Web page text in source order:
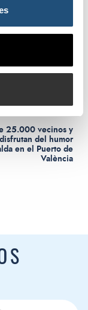
Siguiente
25.000 vecinos y
del humor
en el Puerto de
València